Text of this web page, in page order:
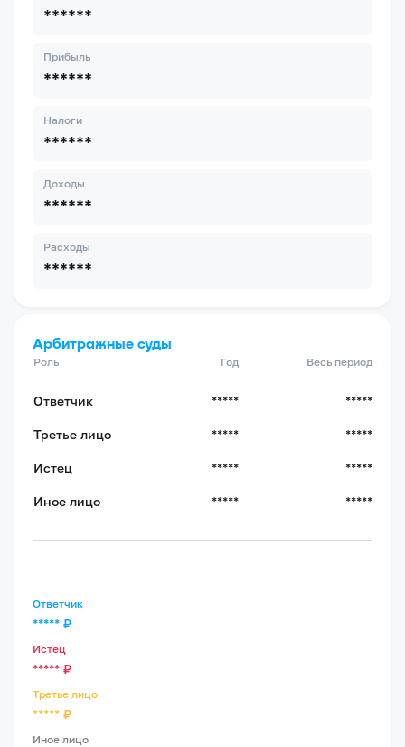
******
Прибыль
******
Налоги
******
Доходы
******
Расходы
******
Арбитражные суды
Роль Год Весь период
Ответчик ***** *****
Третье лицо ***** *****
Истец ***** *****
Иное лицо ***** *****
Ответчик
***** ₽
Истец
***** ₽
Третье лицо
***** ₽
Иное лицо